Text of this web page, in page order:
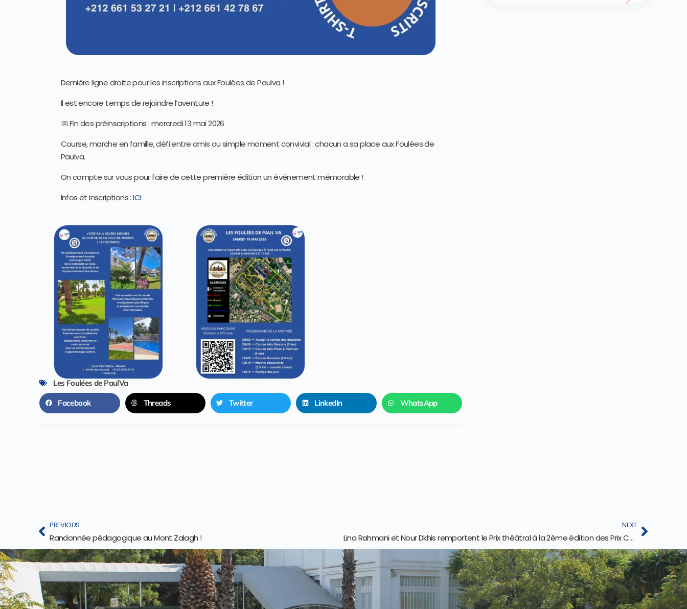
Dernière ligne droite pour les inscriptions aux Foulées de Paulva !
Il est encore temps de rejoindre l’aventure !
📅 Fin des préinscriptions : mercredi 13 mai 2026
Course, marche en famille, défi entre amis ou simple moment convivial : chacun a sa place aux Foulées de
Paulva.
On compte sur vous pour faire de cette première édition un événement mémorable !
Infos et inscriptions :ICI
Les Foulées de PaulVa
Facebook Threads Twitter LinkedIn WhatsApp
PREVIOUS
Randonnée pédagogique au Mont Zalagh !
NEXT
Lina Rahmani et Nour Dkhis remportent le Prix théâtral à la 2ème édition des Prix Cervantes 2026